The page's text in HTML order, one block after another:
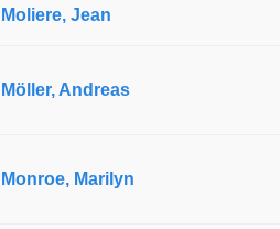
Moliere, Jean
Möller, Andreas
Monroe, Marilyn